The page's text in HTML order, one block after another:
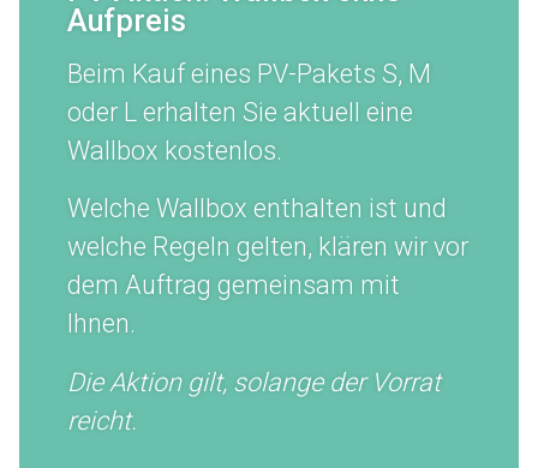
Aufpreis
Beim Kauf eines PV-Pakets S, M
oder L erhalten Sie aktuell eine
Wallbox kostenlos.
Welche Wallbox enthalten ist und
welche Regeln gelten, klären wir vor
dem Auftrag gemeinsam mit
Ihnen.
Die Aktion gilt, solange der Vorrat
reicht.